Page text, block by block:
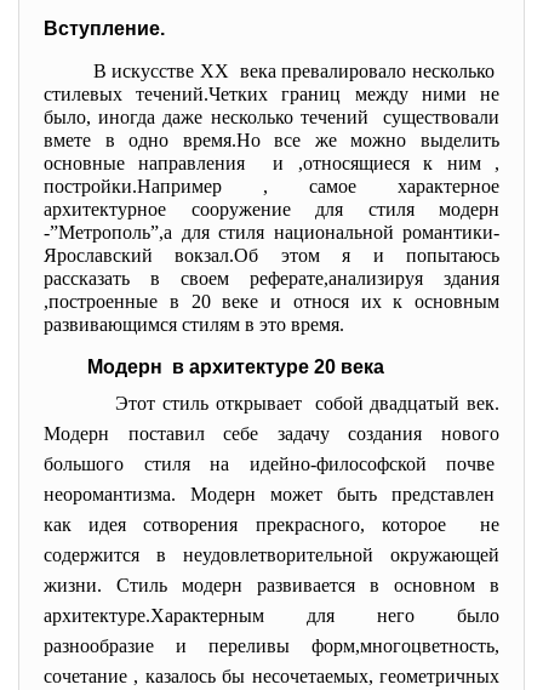
Вступление.
В искусстве ХХ века превалировало несколько
стилевых течений.Четких границ между ними не
было, иногда даже несколько течений существовали
вмете в одно время.Но все же можно выделить
основные направления и ,относящиеся к ним ,
постройки.Например , самое характерное
архитектурное сооружение для стиля модерн
-”Метрополь”,а для стиля национальной романтики-
Ярославский вокзал.Об этом я и попытаюсь
рассказать в своем реферате,анализируя здания
,построенные в 20 веке и относя их к основным
развивающимся стилям в это время.
Модерн в архитектуре 20 века
Этот стиль открывает собой двадцатый век.
Модерн поставил себе задачу создания нового
большого стиля на идейно-философской почве
неоромантизма. Модерн может быть представлен
как идея сотворения прекрасного, которое не
содержится в неудовлетворительной окружающей
жизни. Стиль модерн развивается в основном в
архитектуре.Характерным для него было
разнообразие и переливы форм,многоцветность,
сочетание , казалось бы несочетаемых, геометричных